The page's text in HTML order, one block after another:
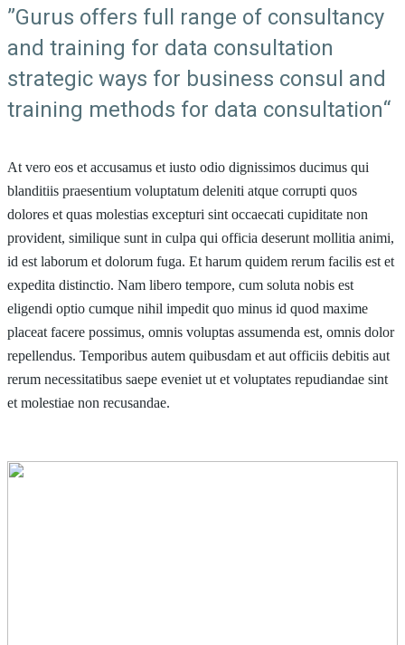
”Gurus offers full range of consultancy
and training for data consultation
strategic ways for business consul and
training methods for data consultation“
At vero eos et accusamus et iusto odio dignissimos ducimus qui
blanditiis praesentium voluptatum deleniti atque corrupti quos
dolores et quas molestias excepturi sint occaecati cupiditate non
provident, similique sunt in culpa qui officia deserunt mollitia animi,
id est laborum et dolorum fuga. Et harum quidem rerum facilis est et
expedita distinctio. Nam libero tempore, cum soluta nobis est
eligendi optio cumque nihil impedit quo minus id quod maxime
placeat facere possimus, omnis voluptas assumenda est, omnis dolor
repellendus. Temporibus autem quibusdam et aut officiis debitis aut
rerum necessitatibus saepe eveniet ut et voluptates repudiandae sint
et molestiae non recusandae.